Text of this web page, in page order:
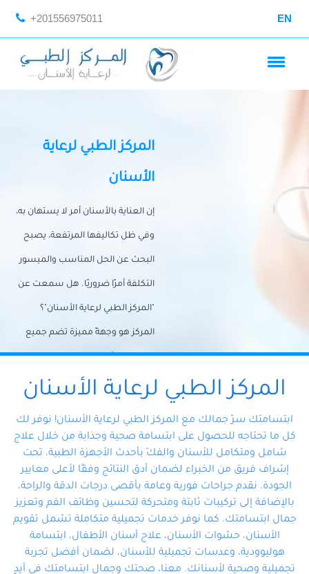
+201556975011 EN
المركز الطبي لرعاية
الأسنان
إن العناية بالأسنان أمر لا يستهان به،
وفي ظل تكاليفها المرتفعة، يصبح
البحث عن الحل المناسب والميسور
التكلفة أمرًا ضروريًا. هل سمعت عن
"المركز الطبي لرعاية الأسنان"؟
المركز هو وجهةً مميزة تضم جميع
احتياجات الأسنان تحت سقف واحد،
وتضمن لك حلاً شاملًا لجميع
المتخصص ذوي الخبرة، ستجد نفسك
في أيد أمينة تلبي احتياجاتك بكل
احترافية ودقة.
المركز الطبي لرعاية الأسنان
ابتسامتك سرّ جمالك مع المركز الطبي لرعاية الأسنان! نوفر لك
كل ما تحتاجه للحصول على ابتسامة صحية وجذابة من خلال علاج
شامل ومتكامل للأسنان والفكّ بأحدث الأجهزة الطبية، تحت
إشراف فريق من الخبراء لضمان أدق النتائج وفقًا لأعلى معايير
الجودة. نقدم جراحات فورية وعامة بأقصى درجات الدقة والراحة،
بالإضافة إلى تركيبات ثابتة ومتحركة لتحسين وظائف الفم وتعزيز
جمال ابتسامتك. كما نوفر خدمات تجميلية متكاملة تشمل تقويم
الأسنان، حشوات الأسنان، علاج أسنان الأطفال، ابتسامة
هوليوودية، وعدسات تجميلية للأسنان، لضمان أفضل تجربة
تجميلية وصحية لأسنانك. معنا، صحتك وجمال ابتسامتك في أيدٍ